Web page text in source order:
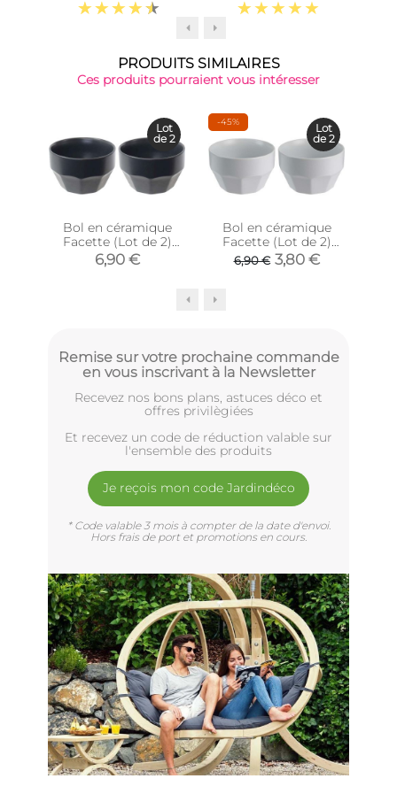
PRODUITS SIMILAIRES
Ces produits pourraient vous intéresser
Bol en céramique
Facette (Lot de 2)
(Anthracite)
6,90 €
Lot
de 2
-45%
Bol en céramique
Facette (Lot de 2)
(Gris clair)
6,90 € 3,80 €
Lot
de 2
Remise sur votre prochaine commande
en vous inscrivant à la Newsletter
Recevez nos bons plans, astuces déco et
offres privilègiées
Et recevez un code de réduction valable sur
l'ensemble des produits
Je reçois mon code Jardindéco
* Code valable 3 mois à compter de la date d'envoi.
Hors frais de port et promotions en cours.